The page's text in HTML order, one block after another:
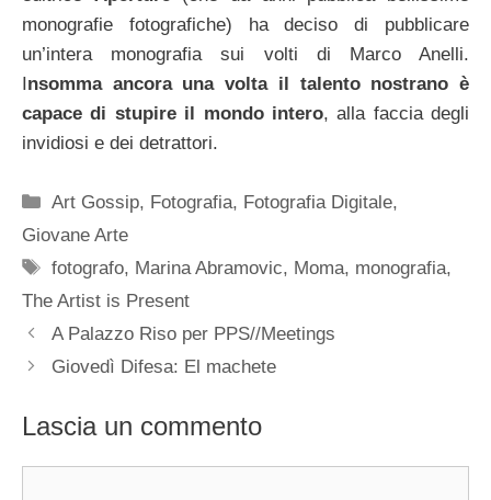
monografie fotografiche) ha deciso di pubblicare
un’intera monografia sui volti di Marco Anelli.
nsomma ancora una volta il talento nostrano è
capace di stupire il mondo intero, alla faccia degli
invidiosi e dei detrattori.
Categorie
Art Gossip, Fotografia, Fotografia Digitale,
Giovane Arte
Tag
fotografo, Marina Abramovic, Moma, monografia,
The Artist is Present
A Palazzo Riso per PPS//Meetings
Giovedì Difesa: El machete
Lascia un commento